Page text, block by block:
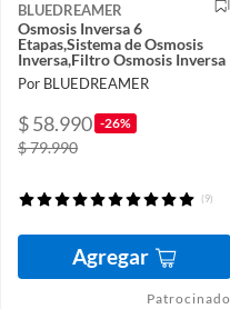
BLUEDREAMER
Osmosis Inversa 6
Etapas,Sistema de Osmosis
Inversa,Filtro Osmosis Inversa
Por BLUEDREAMER
$ 58.990 -26%
$ 79.990
(9)
Agregar
Patrocinado